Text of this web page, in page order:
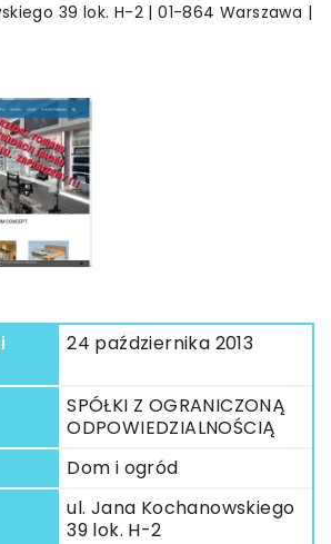
39 lok. H-2 | 01-864 Warszawa |
24 października 2013
SPÓŁKI Z OGRANICZONĄ
ODPOWIEDZIALNOŚCIĄ
Dom i ogród
ul. Jana Kochanowskiego
39 lok. H-2